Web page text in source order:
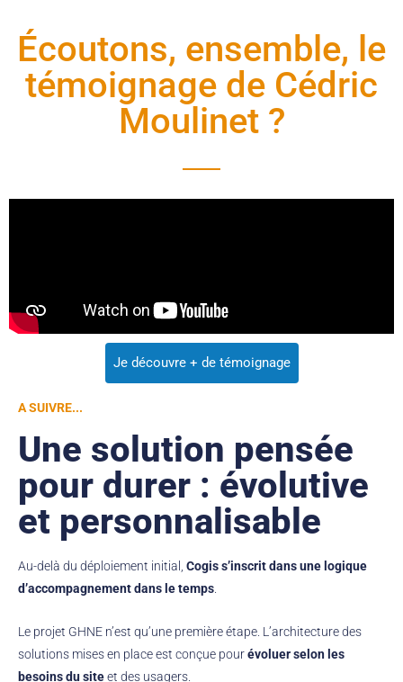
Écoutons, ensemble, le
témoignage de Cédric
Moulinet ?
Je découvre + de témoignage
A SUIVRE...
Une solution pensée
pour durer : évolutive
et personnalisable
Au-delà du déploiement initial, Cogis s’inscrit dans une logique
d’accompagnement dans le temps
Le projet GHNE n’est qu’une première étape. L’architecture des
solutions mises en place est conçue pourévoluer selon les
besoins du siteet des usagers.